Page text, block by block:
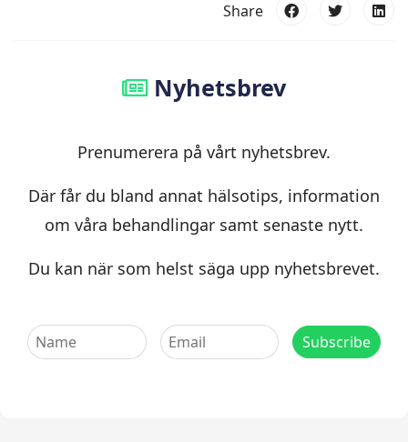
Share
Nyhetsbrev
Prenumerera på vårt nyhetsbrev.
Där får du bland annat hälsotips, information
om våra behandlingar samt senaste nytt.
Du kan när som helst säga upp nyhetsbrevet.